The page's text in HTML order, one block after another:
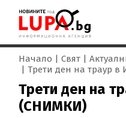
Начало Свят
Трети ден на траур
Трети ден на
(СНИМКИ)